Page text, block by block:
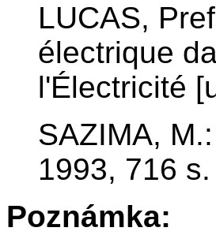
LUCAS,
électrique
l'Électricité
SAZIMA,
1993, 716
Poznámka: